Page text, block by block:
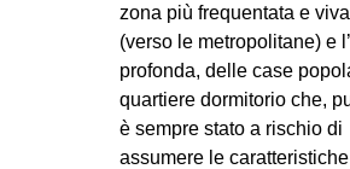
Fb
tw
bsky
zona più frequentata e
(verso le metropolitane) e
profonda, delle case
quartiere dormitorio che,
è sempre stato a rischio di
assumere le